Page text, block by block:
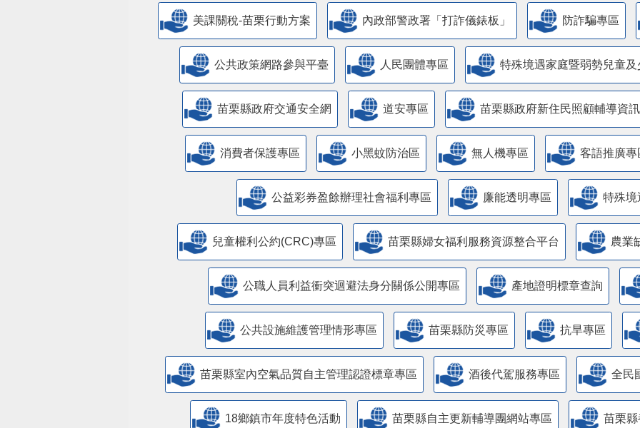
美課關稅-苗栗行動方案 內政部警政署「打詐儀錶板」 防詐騙專區
公共政策網路參與平臺 人民團體專區 特殊境遇家庭暨弱勢兒童
苗栗縣政府交通安全網 道安專區 苗栗縣政府新住民照顧輔導資
消費者保護專區 小黑蚊防治區 無人機專區 客語推廣專
公益彩券盈餘辦理社會福利專區 廉能透明專區 特殊境
兒童權利公約(CRC)專區 苗栗縣婦女福利服務資源整合平台 農業
公職人員利益衝突迴避法身分關係公開專區 產地證明標章查詢
​公共設施維護管理情形專區 苗栗縣防災專區 抗旱專區
苗栗縣室內空氣品質自主管理認證標章專區 酒後代駕服務專區 全民
18鄉鎮市年度特色活動 苗栗縣自主更新輔導團網站專區 苗栗